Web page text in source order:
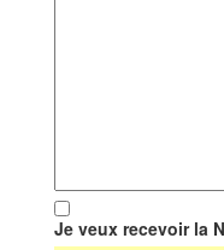
Je veux recevoir la